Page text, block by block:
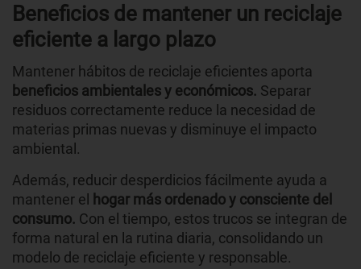
Beneficios de mantener un reciclaje
eficiente a largo plazo
Mantener hábitos de reciclaje eficientes aporta
beneficios ambientales y económicos. Separar
residuos correctamente reduce la necesidad de
materias primas nuevas y disminuye el impacto
ambiental.
Además, reducir desperdicios fácilmente ayuda a
mantener el hogar más ordenado y consciente del
consumo. Con el tiempo, estos trucos se integran de
forma natural en la rutina diaria, consolidando un
modelo de reciclaje eficiente y responsable.